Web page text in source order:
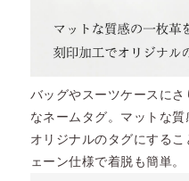
バッグやスーツケースに
なネームタグ。マットな
オリジナルのタグにする
ェーン仕様で着脱も簡単。